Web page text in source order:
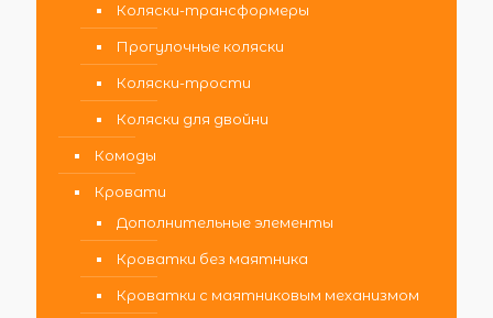
Коляски-трансформеры
Прогулочные коляски
Коляски-трости
Коляски для двойни
Комоды
Кровати
Дополнительные элементы
Кроватки без маятника
Кроватки с маятниковым механизмом